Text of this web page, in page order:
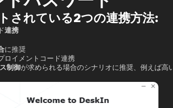
されている2つの連携方法:
連携
に推奨
ロイメントコード連携
制御が求められる場合のシナリオに推奨、例えば高